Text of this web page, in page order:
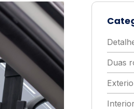
Duas
Interior